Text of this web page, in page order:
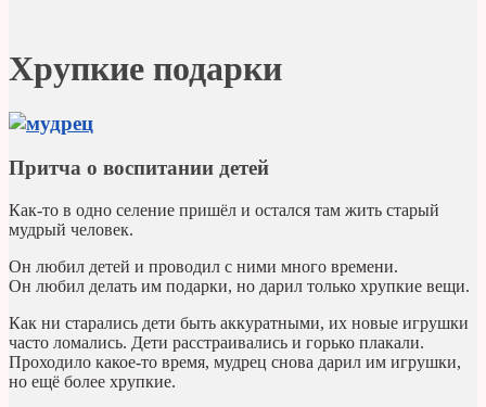
Хрупкие подарки
Притча о воспитании детей
Как-то в одно селение пришёл и остался там жить старый
мудрый человек.
Он любил детей и проводил с ними много времени.
Он любил делать им подарки, но дарил только хрупкие вещи.
Как ни старались дети быть аккуратными, их новые игрушки
часто ломались. Дети расстраивались и горько плакали.
Проходило какое-то время, мудрец снова дарил им игрушки,
но ещё более хрупкие.